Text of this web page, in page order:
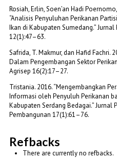
Rosiah, Erlin, Soen’an Hadi
“Analisis Penyuluhan Perikanan
Ikan di Kabupaten Sumedang.”
12(1):47–63.
Safrida, T. Makmur, dan Hafid Fachri.
Dalam Pengembangan Sektor
Agrisep 16(2):17–27.
Tristania. 2016. “Mengembangkan
Informasi oleh Penyuluh Perikanan
Kabupaten Serdang Bedagai.” Jurnal
Pembangunan 17(1):61–76.
Refbacks
There are currently no refbacks.